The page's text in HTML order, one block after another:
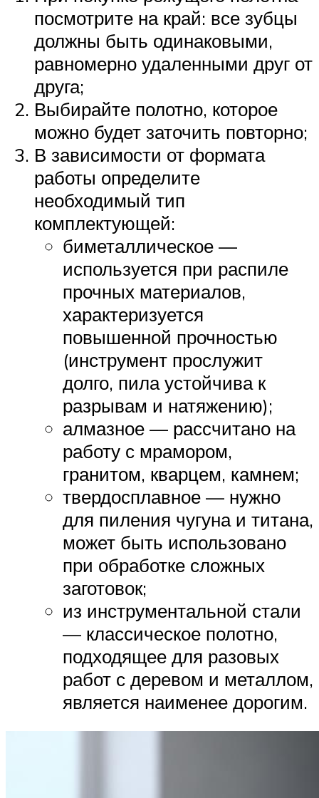
посмотрите на край: все зубцы
должны быть одинаковыми,
равномерно удаленными друг от
друга;
Выбирайте полотно, которое
можно будет заточить повторно;
В зависимости от формата
работы определите
необходимый тип
комплектующей:
биметаллическое —
используется при распиле
прочных материалов,
характеризуется
повышенной прочностью
(инструмент прослужит
долго, пила устойчива к
разрывам и натяжению);
алмазное — рассчитано на
работу с мрамором,
гранитом, кварцем, камнем;
твердосплавное — нужно
для пиления чугуна и титана,
может быть использовано
при обработке сложных
заготовок;
из инструментальной стали
— классическое полотно,
подходящее для разовых
работ с деревом и металлом,
является наименее дорогим.